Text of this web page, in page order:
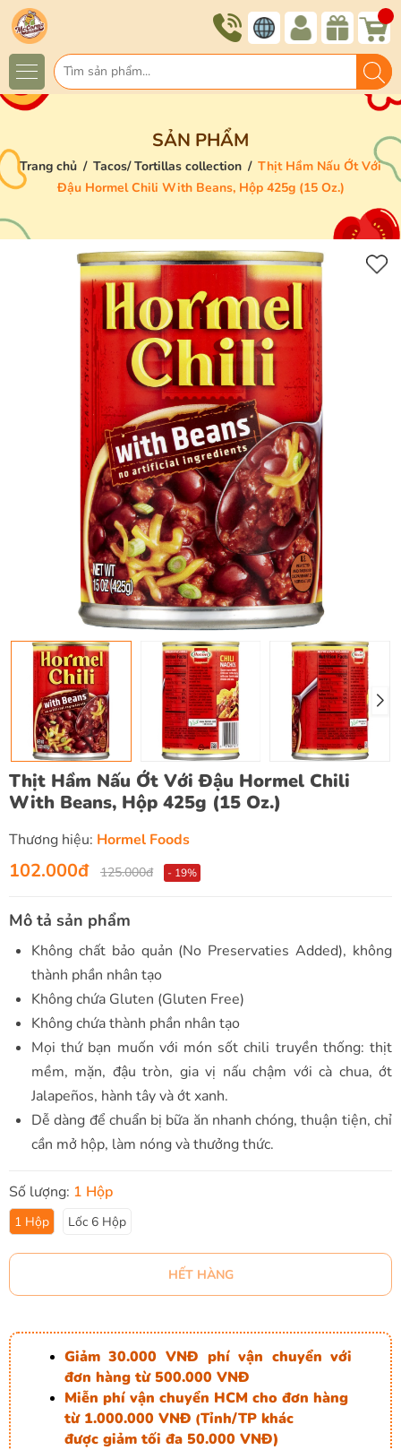
SẢN PHẨM
Trang chủ / Tacos/ Tortillas collection / Thịt Hầm Nấu Ớt Với
Đậu Hormel Chili With Beans, Hộp 425g (15 Oz.)
Thịt Hầm Nấu Ớt Với Đậu Hormel Chili
With Beans, Hộp 425g (15 Oz.)
Thương hiệu: Hormel Foods
102.000đ 125.000đ - 19%
Mô tả sản phẩm
Không chất bảo quản (No Preservaties Added), không
thành phần nhân tạo
Không chứa Gluten (Gluten Free)
Không chứa thành phần nhân tạo
Mọi thứ bạn muốn với món sốt chili truyền thống: thịt
mềm, mặn, đậu tròn, gia vị nấu chậm với cà chua, ớt
Jalapeños, hành tây và ớt xanh.
Dễ dàng để chuẩn bị bữa ăn nhanh chóng, thuận tiện, chỉ
cần mở hộp, làm nóng và thưởng thức.
Số lượng: 1 Hộp
1 Hộp Lốc 6 Hộp
HẾT HÀNG
Giảm 30.000 VNĐ phí vận chuyển với
đơn hàng từ 500.000 VNĐ
Miễn phí vận chuyển HCM cho đơn hàng
từ 1.000.000 VNĐ (Tỉnh/TP khác
được giảm tối đa 50.000 VNĐ)